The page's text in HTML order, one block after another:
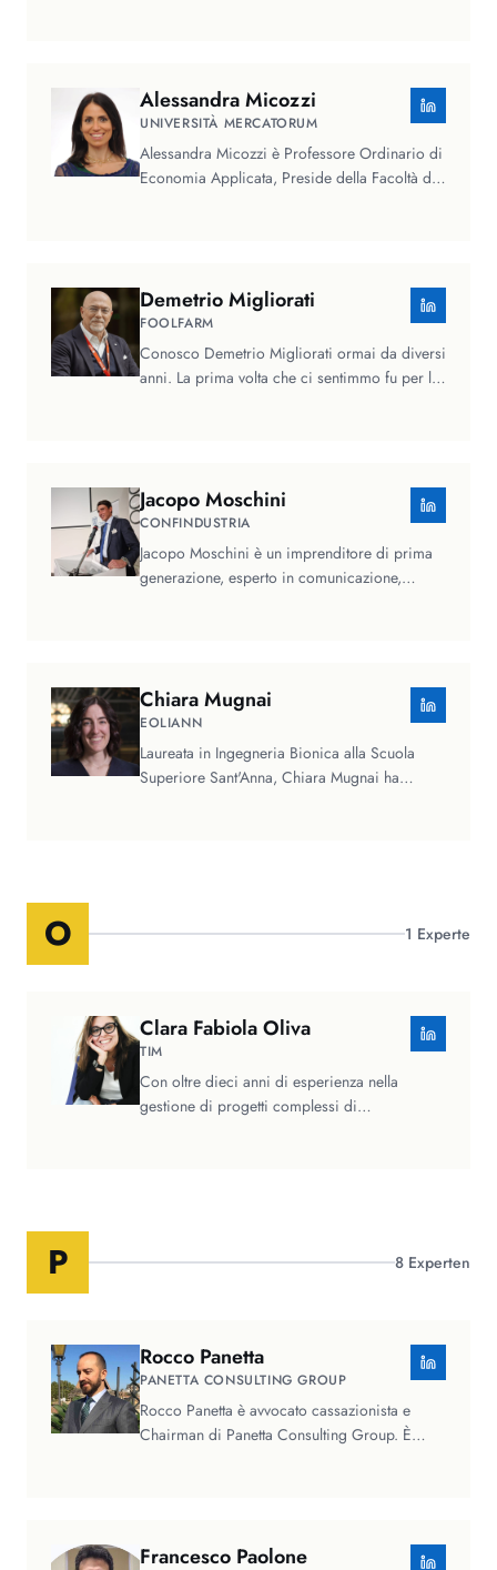
AlessandraMicozzi
UNIVERSITÀ MERCATORUM
Alessandra Micozzi è Professore Ordinario di
Economia Applicata, Preside della Facoltà di
DemetrioMigliorati
FOOLFARM
Conosco Demetrio Migliorati ormai da diversi
anni. La prima volta che ci sentimmo fu per la
JacopoMoschini
CONFINDUSTRIA
Jacopo Moschini è un imprenditore di prima
generazione, esperto in comunicazione,
ChiaraMugnai
EOLIANN
Laureata in Ingegneria Bionica alla Scuola
Superiore Sant'Anna, Chiara Mugnai ha
O 1 Experte
Clara FabiolaOliva
TIM
Con oltre dieci anni di esperienza nella
gestione di progetti complessi di
P 8 Experten
Rocco Panetta
PANETTA CONSULTING GROUP
Rocco Panetta è avvocato cassazionista e
Chairman di Panetta Consulting Group. È
Francesco Paolone